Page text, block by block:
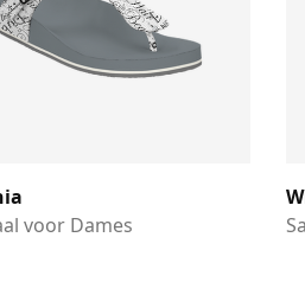
voor Dames